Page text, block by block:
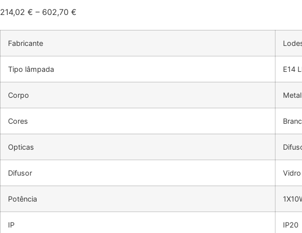
214,02 € – 602,70 €
Fabricante
Tipo lâmpada E14
Corpo Metal
Cores
Opticas
Difusor
Potência
IP IP20